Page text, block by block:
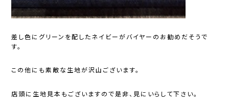
差し色にグリーンを配したネイビーがバイヤーのお勧めだそうで
す。
この他にも素敵な生地が沢山ございます。
店頭に生地見本もございますので是非、見にいらして下さい。